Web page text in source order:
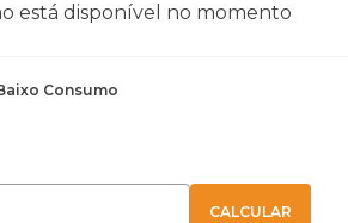
está disponível no momento
Consumo